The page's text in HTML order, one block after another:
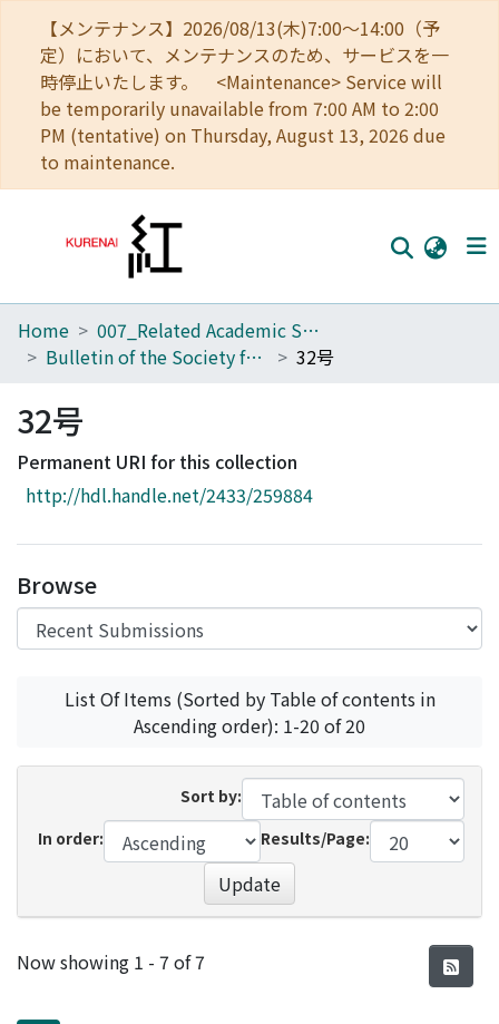
【メンテナンス】2026/08/13(木)7:00～14:00（予
定）において、メンテナンスのため、サービスを一
時停止いたします。 <Maintenance> Service will
be temporarily unavailable from 7:00 AM to 2:00
PM (tentative) on Thursday, August 13, 2026 due
to maintenance.
Home
Browse
Download Ranking
Access Statistics
Home
007_Related Academic Societies
Bulletin of the Society for Western and Southern Asiatic Studies, Kyoto University
32号
32号
Permanent URI for this collection
http://hdl.handle.net/2433/259884
Browse
List Of Items (Sorted by Table of contents in
Ascending order): 1-20 of 20
Sort by:
In order:
Results/Page:
Update
Recent Submissions
Now showing 1 - 7 of 7